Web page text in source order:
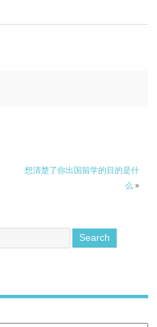
想清楚了你出国留学的目的是什
么»